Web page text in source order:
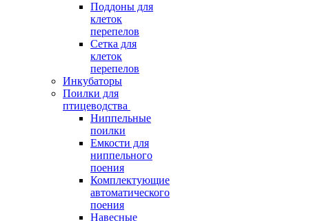
Поддоны для
клеток
перепелов
Сетка для
клеток
перепелов
Инкубаторы
Поилки для
птицеводства
Ниппельные
поилки
Емкости для
ниппельного
поения
Комплектующие
автоматического
поения
Навесные